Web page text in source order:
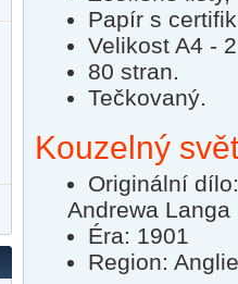
Papír s
Velikost A4 -
80 stran.
Tečkovaný.
Kouzelný
Originální
Andrewa Langa
Éra: 1901
Region: Anglie